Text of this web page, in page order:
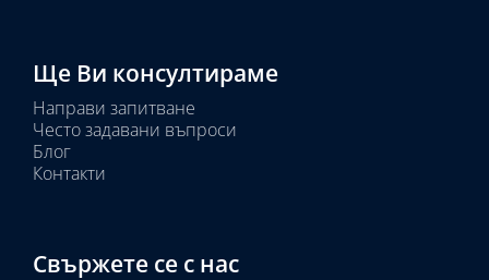
Ще Ви консултираме
Направи запитване
Често задавани въпроси
Блог
Контакти
Свържете се с нас